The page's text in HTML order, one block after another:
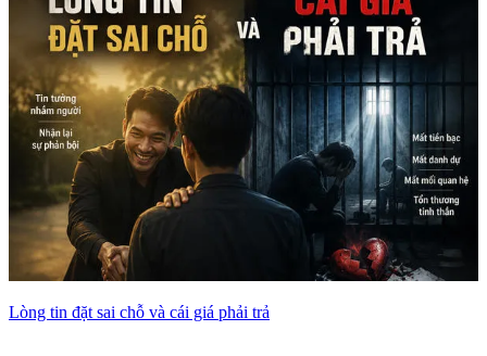
Lòng tin đặt sai chỗ và cái giá phải trả